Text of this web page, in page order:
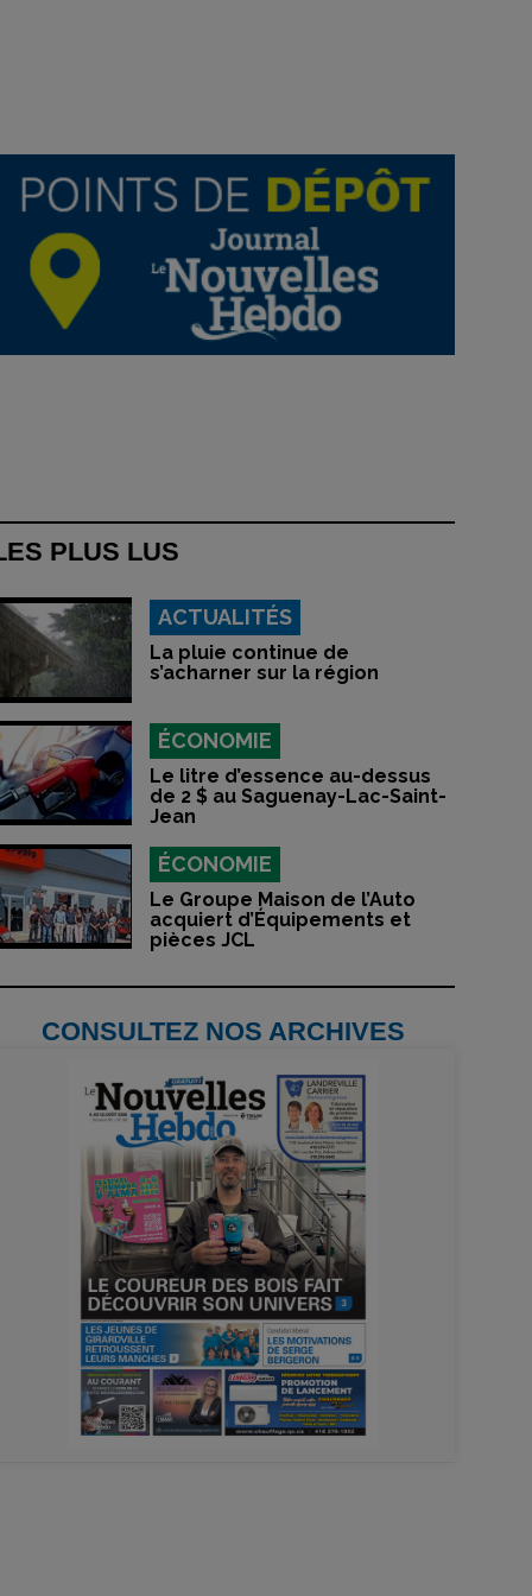
PLUS LUS
ACTUALITÉS
La pluie continue de
s’acharner sur la région
ÉCONOMIE
Le litre d’essence au-dessus
de 2 $ au Saguenay-Lac-Saint-
Jean
ÉCONOMIE
Le Groupe Maison de l’Auto
acquiert d’Équipements et
pièces JCL
CONSULTEZ NOS ARCHIVES